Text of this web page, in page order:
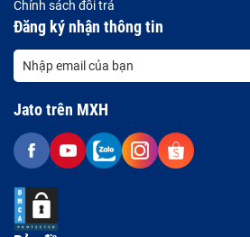
Chính sách đổi trả
Đăng ký nhận thông tin
Jato trên MXH